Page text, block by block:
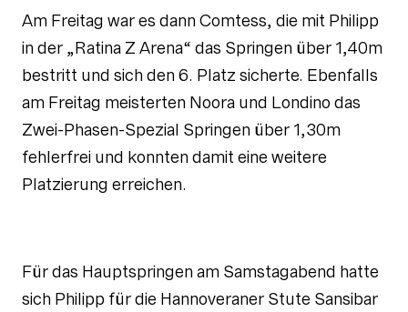
Am Freitag war es dann Comtess, die mit Philipp
in der „Ratina Z Arena“ das Springen über 1,40m
bestritt und sich den 6. Platz sicherte. Ebenfalls
am Freitag meisterten Noora und Londino das
Zwei-Phasen-Spezial Springen über 1,30m
fehlerfrei und konnten damit eine weitere
Platzierung erreichen.
Für das Hauptspringen am Samstagabend hatte
sich Philipp für die Hannoveraner Stute Sansibar